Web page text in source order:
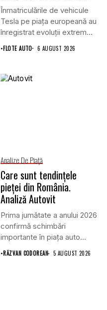
Înmatriculările de vehicule
Tesla pe piața europeană au
înregistrat evoluții extrem
de...
•FLOTE AUTO 6 AUGUST 2026
Analize De Piață
Care sunt tendințele
pieței din România.
Analiză Autovit
Prima jumătate a anului 2026
confirmă schimbări
importante în piața auto
din...
•RĂZVAN CODOREAN 5 AUGUST 2026